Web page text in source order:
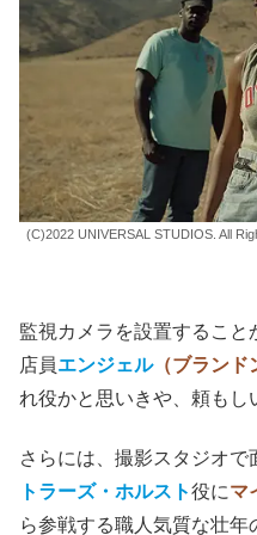
(C)2022 UNIVERSAL STUDIOS. All
監視カメラを設置するこ
店員エンジェル（ブランド
れ役かと思いきや、頼もし
さらには、撮影スタジオ
トラーズ・ホルスト役にマ
ら参戦する職人気質な壮年